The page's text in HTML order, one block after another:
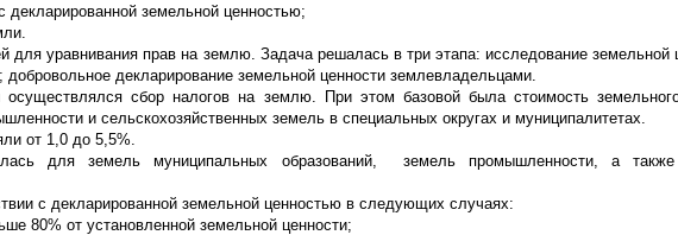
декларированной земельной ценностью;
для уравнивания прав на землю. Задача решалась в три этапа: исследование земельной
декларирование земельной ценности землевладельцами.
осуществлялся сбор налогов на землю. При этом базовой была стоимость
и сельскохозяйственных земель в специальных округах и муниципалитетах.
от 1,0 до 5,5%.
для земель муниципальных образований, земель промышленности, а также
с декларированной земельной ценностью в следующих случаях:
80% от установленной земельной ценности;